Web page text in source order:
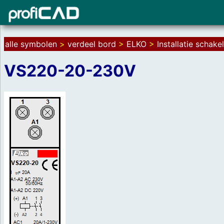
alle symbolen > verdeel bord > ELKO > Installatie
VS220-20-230V